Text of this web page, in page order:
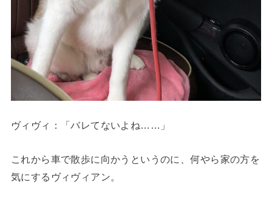
ヴィヴィ ：「バレてないよね……」
これから車で散歩に向かうというのに、何やら家の方を
気にするヴィヴィアン。